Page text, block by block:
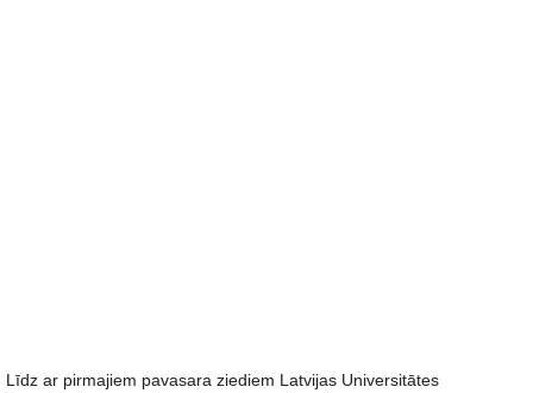
Līdz ar pirmajiem pavasara ziediem Latvijas Universitātes